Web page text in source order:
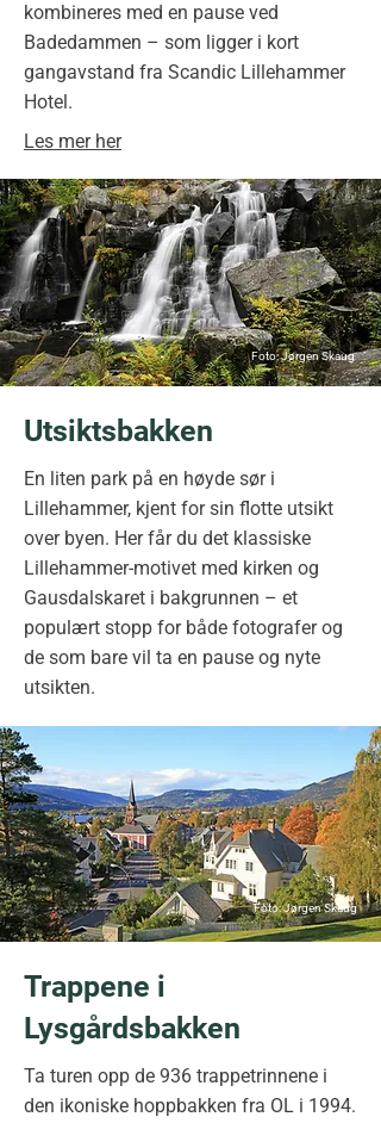
kombineres med en pause ved
Badedammen – som ligger i kort
gangavstand fra Scandic Lillehammer
Hotel.
Les mer her
Foto: Jørgen Skaug
Utsiktsbakken
En liten park på en høyde sør i
Lillehammer, kjent for sin flotte utsikt
over byen. Her får du det klassiske
Lillehammer-motivet med kirken og
Gausdalskaret i bakgrunnen – et
populært stopp for både fotografer og
de som bare vil ta en pause og nyte
utsikten.
Foto: Jørgen Skaug
Trappene i
Lysgårdsbakken
Ta turen opp de 936 trappetrinnene i
den ikoniske hoppbakken fra OL i 1994.